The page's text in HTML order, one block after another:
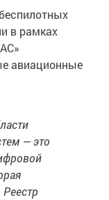
в рамках
авиационные
— это